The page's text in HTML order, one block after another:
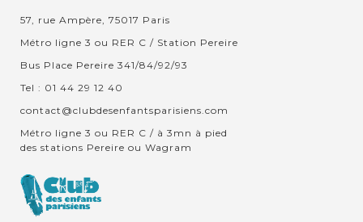
57, rue Ampère, 75017 Paris
Métro ligne 3 ou RER C / Station Pereire
Bus Place Pereire 341/84/92/93
Tel : 01 44 29 12 40
contact@clubdesenfantsparisiens.com
Métro ligne 3 ou RER C / à 3mn à pied
des stations Pereire ou Wagram